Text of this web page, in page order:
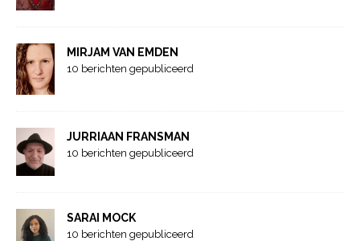
MIRJAM VAN EMDEN
10 berichten gepubliceerd
JURRIAAN FRANSMAN
10 berichten gepubliceerd
SARAI MOCK
10 berichten gepubliceerd